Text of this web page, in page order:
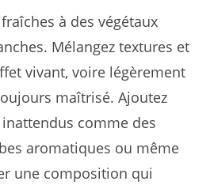
à des végétaux
Mélangez textures et
vivant, voire légèrement
maîtrisé. Ajoutez
comme des
aromatiques ou même
une composition qui